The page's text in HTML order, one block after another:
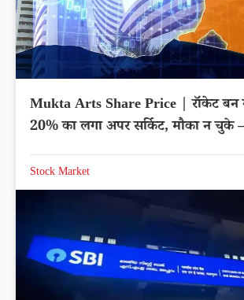
Mukta Arts Share Price | रॉकेट बन
Stock Market